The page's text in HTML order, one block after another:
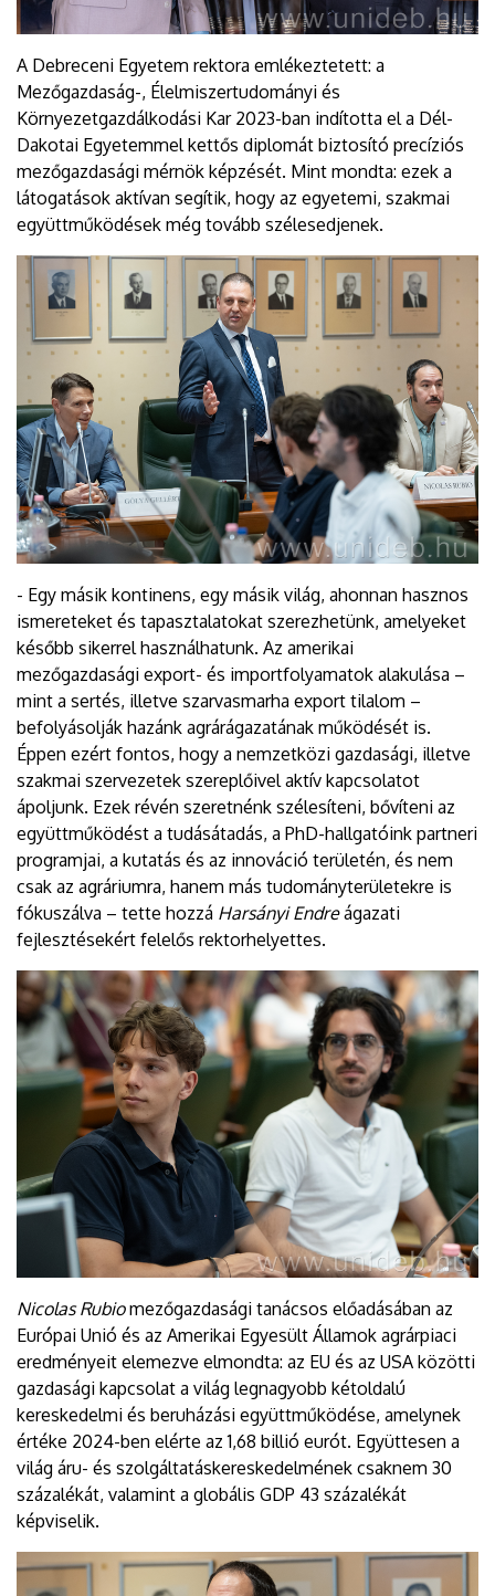
A Debreceni Egyetem rektora emlékeztetett: a
Mezőgazdaság-, Élelmiszertudományi és
Környezetgazdálkodási Kar 2023-ban indította el a Dél-
Dakotai Egyetemmel kettős diplomát biztosító precíziós
mezőgazdasági mérnök képzését. Mint mondta: ezek a
látogatások aktívan segítik, hogy az egyetemi, szakmai
együttműködések még tovább szélesedjenek.
- Egy másik kontinens, egy másik világ, ahonnan hasznos
ismereteket és tapasztalatokat szerezhetünk, amelyeket
később sikerrel használhatunk. Az amerikai
mezőgazdasági export- és importfolyamatok alakulása –
mint a sertés, illetve szarvasmarha export tilalom –
befolyásolják hazánk agrárágazatának működését is.
Éppen ezért fontos, hogy a nemzetközi gazdasági, illetve
szakmai szervezetek szereplőivel aktív kapcsolatot
ápoljunk. Ezek révén szeretnénk szélesíteni, bővíteni az
együttműködést a tudásátadás, a PhD-hallgatóink partneri
programjai, a kutatás és az innováció területén, és nem
csak az agráriumra, hanem más tudományterületekre is
fókuszálva – tette hozzá Harsányi Endreágazati
fejlesztésekért felelős rektorhelyettes.
Nicolas Rubiomezőgazdasági tanácsos előadásában az
Európai Unió és az Amerikai Egyesült Államok agrárpiaci
eredményeit elemezve elmondta: az EU és az USA közötti
gazdasági kapcsolat a világ legnagyobb kétoldalú
kereskedelmi és beruházási együttműködése, amelynek
értéke 2024-ben elérte az 1,68 billió eurót. Együttesen a
világ áru- és szolgáltatáskereskedelmének csaknem 30
százalékát, valamint a globális GDP 43 százalékát
képviselik.